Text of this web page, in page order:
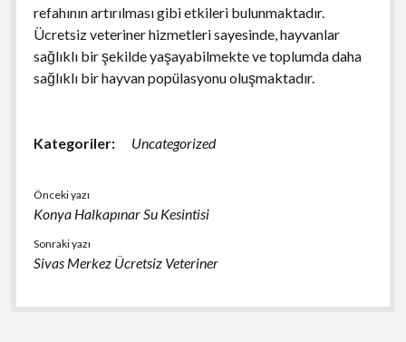
refahının artırılması gibi etkileri bulunmaktadır.
Ücretsiz veteriner hizmetleri sayesinde, hayvanlar
sağlıklı bir şekilde yaşayabilmekte ve toplumda daha
sağlıklı bir hayvan popülasyonu oluşmaktadır.
Kategoriler: Uncategorized
Önceki yazı
Konya Halkapınar Su Kesintisi
Sonraki yazı
Sivas Merkez Ücretsiz Veteriner